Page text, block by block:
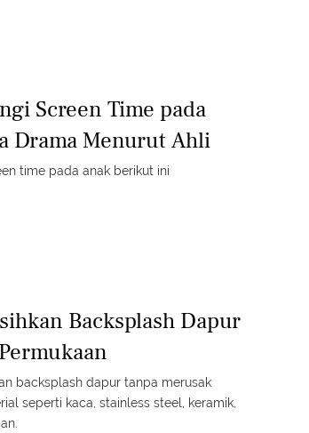
Screen Time pada
Drama Menurut Ahli
time pada anak berikut ini
Backsplash Dapur
backsplash dapur tanpa merusak
seperti kaca, stainless steel, keramik,